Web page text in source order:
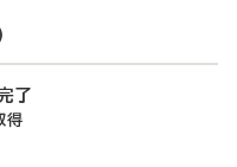
了
得